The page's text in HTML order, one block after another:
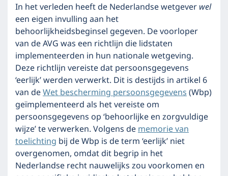
In het verleden heeft de Nederlandse wetgeverwel
een eigen invulling aan het
behoorlijkheidsbeginsel gegeven. De voorloper
van de AVG was een richtlijn die lidstaten
implementeerden in hun nationale wetgeving.
Deze richtlijn vereiste dat persoonsgegevens
‘eerlijk’ werden verwerkt. Dit is destijds in artikel 6
van deWet bescherming persoonsgegevens(Wbp)
geïmplementeerd als het vereiste om
persoonsgegevens op ‘behoorlijke en zorgvuldige
wijze’ te verwerken. Volgens dememorie van
toelichting bij de Wbp is de term ‘eerlijk’ niet
overgenomen, omdat dit begrip in het
Nederlandse recht nauwelijks zou voorkomen en